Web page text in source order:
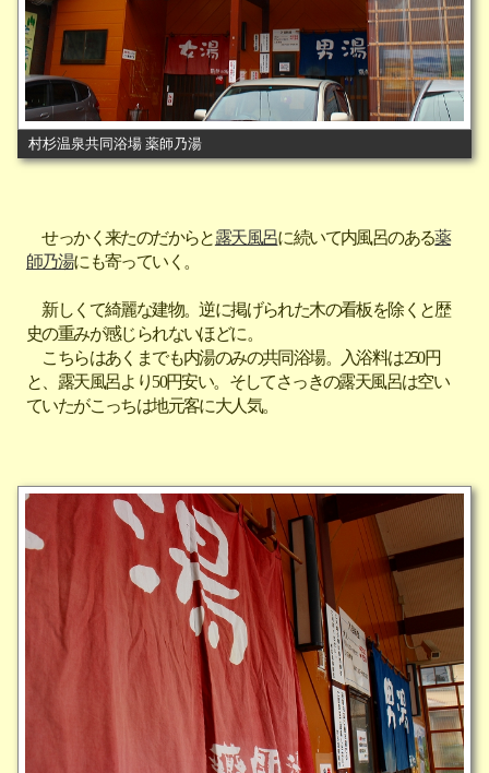
村杉温泉共同浴場 薬師乃湯
せっかく来たのだからと露天風呂に続いて内風呂のある薬
師乃湯にも寄っていく。
新しくて綺麗な建物。逆に掲げられた木の看板を除くと歴
史の重みが感じられないほどに。
こちらはあくまでも内湯のみの共同浴場。入浴料は250円
と、露天風呂より50円安い。そしてさっきの露天風呂は空い
ていたがこっちは地元客に大人気。